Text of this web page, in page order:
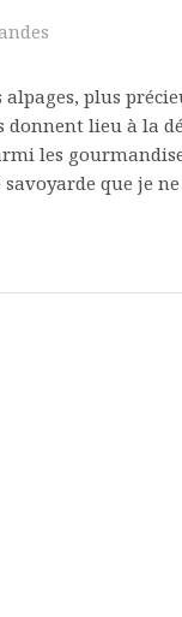
plus
donnent lieu à la
les
que je